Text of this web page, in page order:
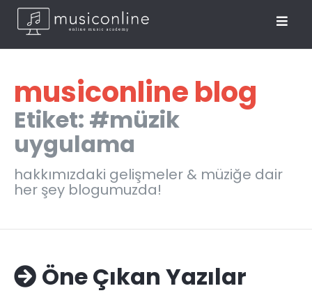
musiconline blog
Etiket: #müzik
uygulama
hakkımızdaki gelişmeler & müziğe dair
her şey blogumuzda!
Öne Çıkan Yazılar